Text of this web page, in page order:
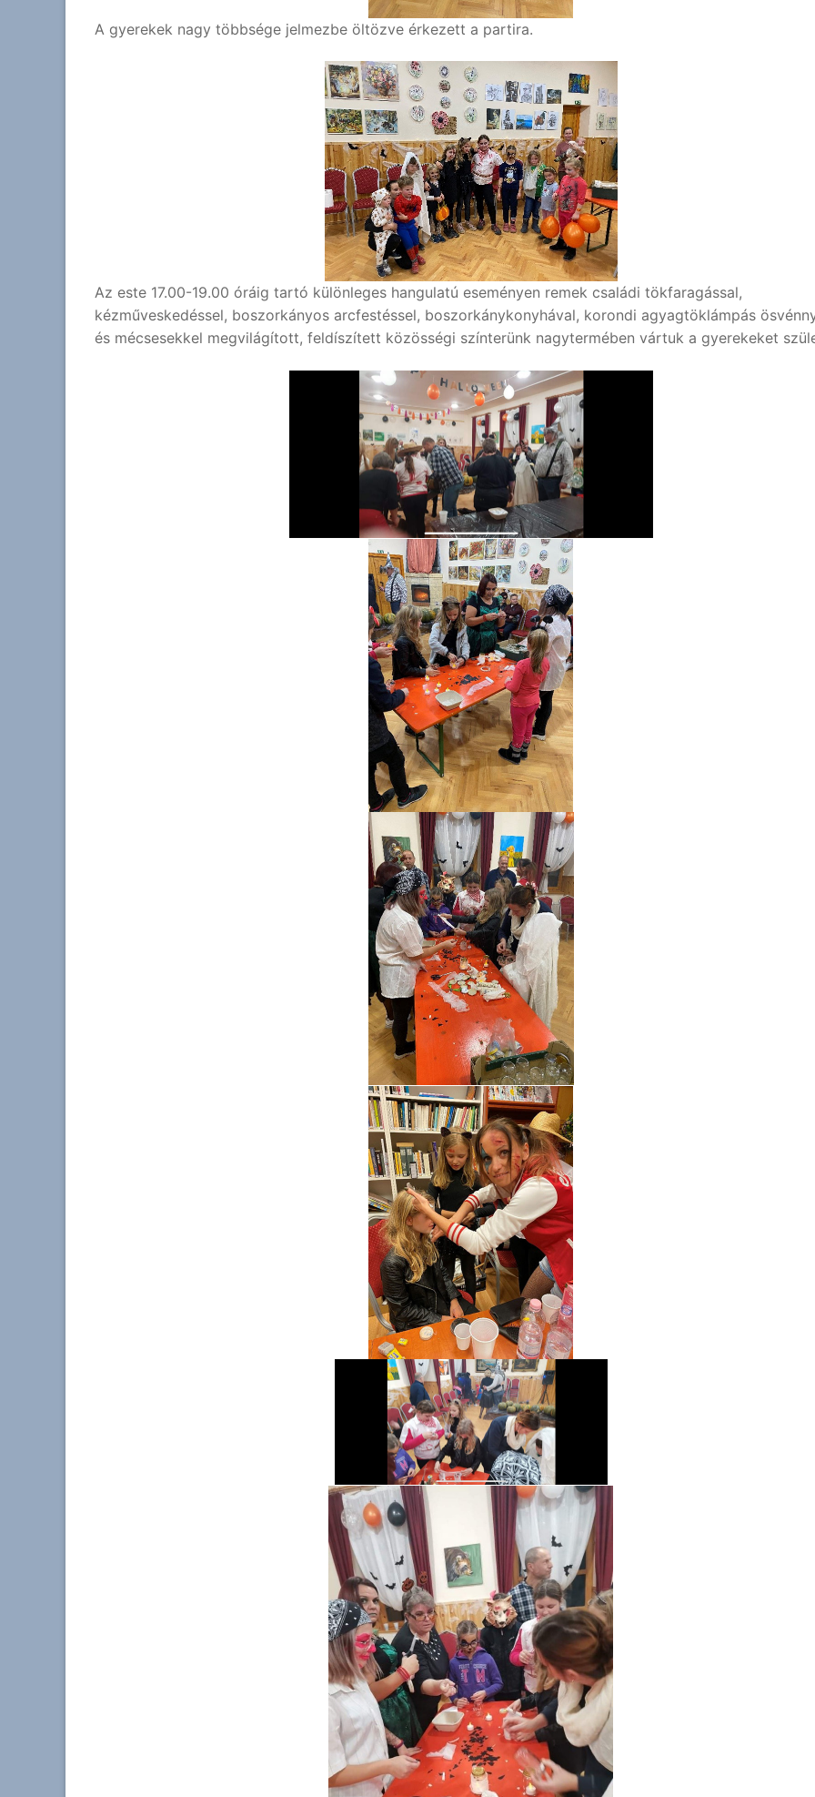
A gyerekek nagy többsége jelmezbe öltözve érkezett a partira.
Az este 17.00-19.00 óráig tartó különleges hangulatú eseményen remek családi tökfaragással,
kézműveskedéssel, boszorkányos arcfestéssel, boszorkánykonyhával, korondi agyagtöklámpás
és mécsesekkel megvilágított, feldíszített közösségi színterünk nagytermében vártuk a gyerekeket